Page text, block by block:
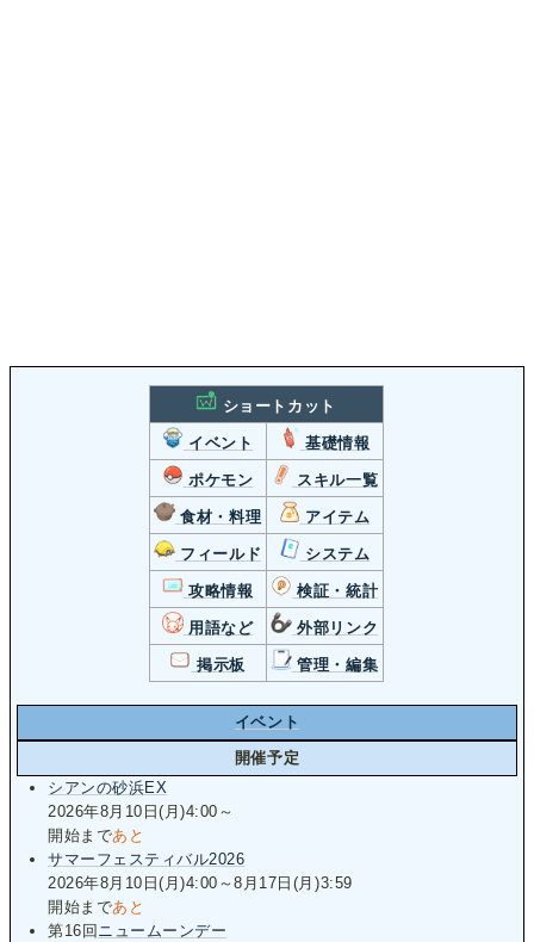
ショートカット
イベント 基礎情報
ポケモン スキル一覧
食材・料理 アイテム
フィールド システム
攻略情報 検証・統計
用語など 外部リンク
掲示板 管理・編集
イベント
開催予定
シアンの砂浜EX
2026年8月10日(月)4:00～
開始まであと
サマーフェスティバル2026
2026年8月10日(月)4:00～8月17日(月)3:59
開始まであと
第16回 ニュームーンデー